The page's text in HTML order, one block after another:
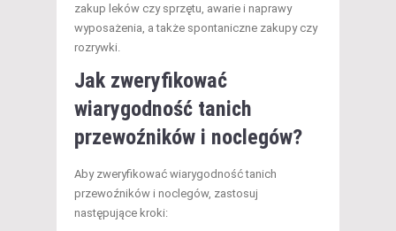
zakup leków czy sprzętu, awarie i naprawy
wyposażenia, a także spontaniczne zakupy czy
rozrywki.
Jak zweryfikować
wiarygodność tanich
przewoźników i noclegów?
Aby zweryfikować wiarygodność tanich
przewoźników i noclegów, zastosuj
następujące kroki: